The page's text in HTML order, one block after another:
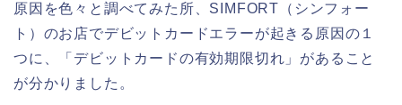
原因を色々と調べてみた所、SIMFORT（シンフォー
ト）のお店でデビットカードエラーが起きる原因の１
つに、「デビットカードの有効期限切れ」があること
が分かりました。